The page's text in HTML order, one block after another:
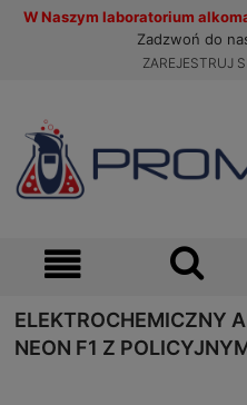
W Naszym laboratorium
Zadzwoń do
ZAREJESTRUJ
ELEKTROCHEMICZNY
NEON F1 Z